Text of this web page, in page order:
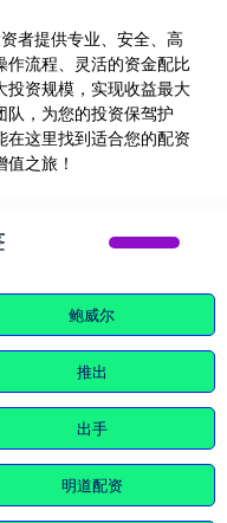
者提供专业、安全、高
作流程、灵活的资金配比
投资规模，实现收益最大
，为您的投资保驾护
这里找到适合您的配资
之旅！
鲍威尔
推出
出手
明道配资